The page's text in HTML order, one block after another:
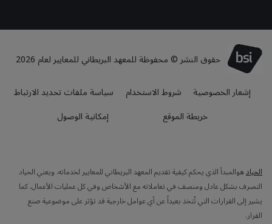
حقوق النشر © محفوظة للمعهد البريطاني للمعايير لعام 2026
إشعار الخصوصية
شروط الاستخدام
سياسة ملفات تحديد الارتباط
خريطة الموقع
إمكانية الوصول
الحيادهوالمبدأ الذي يحكم كيفية تقديم المعهد البريطاني للمعايير لخدماته. ويعني الحياد
التصرف بشكل عادل ومنصف في تعاملاته مع الأشخاص وفي كل عمليات الأعمال. كما
يشير إلى القرارات التي تُتخذ بعيداً عن أي عوامل خارجية قد تؤثر على موضوعية صنع
القرار.